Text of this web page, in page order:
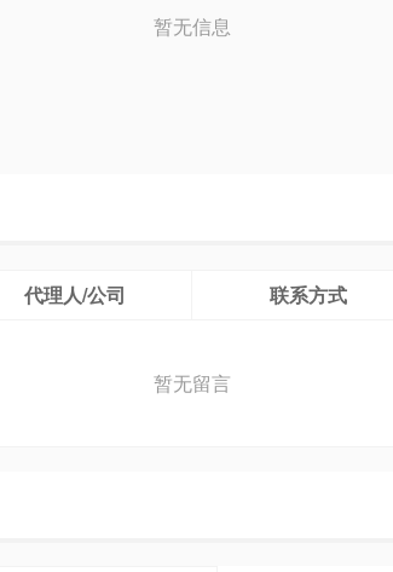
暂无信息
代理人/公司 联系方式
暂无留言